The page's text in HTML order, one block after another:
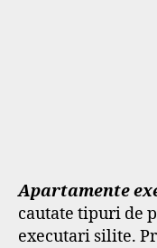
Apartamente
cautate tipuri de
executari silite.